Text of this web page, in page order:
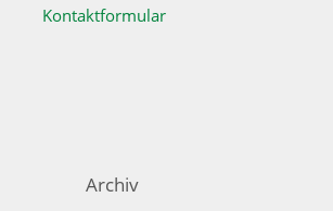
Kontaktformular
Archiv